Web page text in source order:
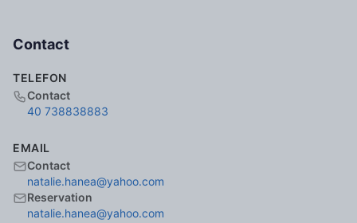
Contact
TELEFON
Contact
40 738838883
EMAIL
Contact
natalie.hanea@yahoo.com
Reservation
natalie.hanea@yahoo.com